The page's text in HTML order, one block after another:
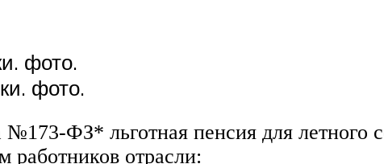
фото.
фото.
ФЗ* льготная пенсия для летного
работников отрасли: